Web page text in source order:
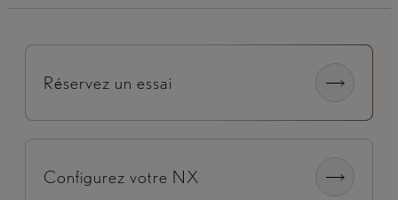
Réservez un essai
Configurez votre NX